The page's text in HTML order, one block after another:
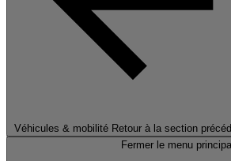
Véhicules & mobilité Retour à la section
Fermer le menu principal